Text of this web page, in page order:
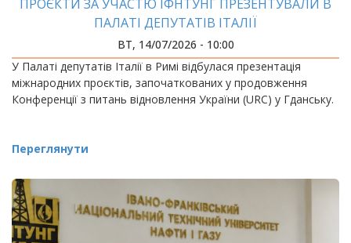
ПРОЄКТИ ЗА УЧАСТЮ ІФНТУНГ ПРЕЗЕНТУВАЛИ В
ПАЛАТІ ДЕПУТАТІВ ІТАЛІЇ
ВТ, 14/07/2026 - 10:00
У Палаті депутатів Італії в Римі відбулася презентація
міжнародних проєктів, започаткованих у продовження
Конференції з питань відновлення України (URC) у Гданську.
Переглянути